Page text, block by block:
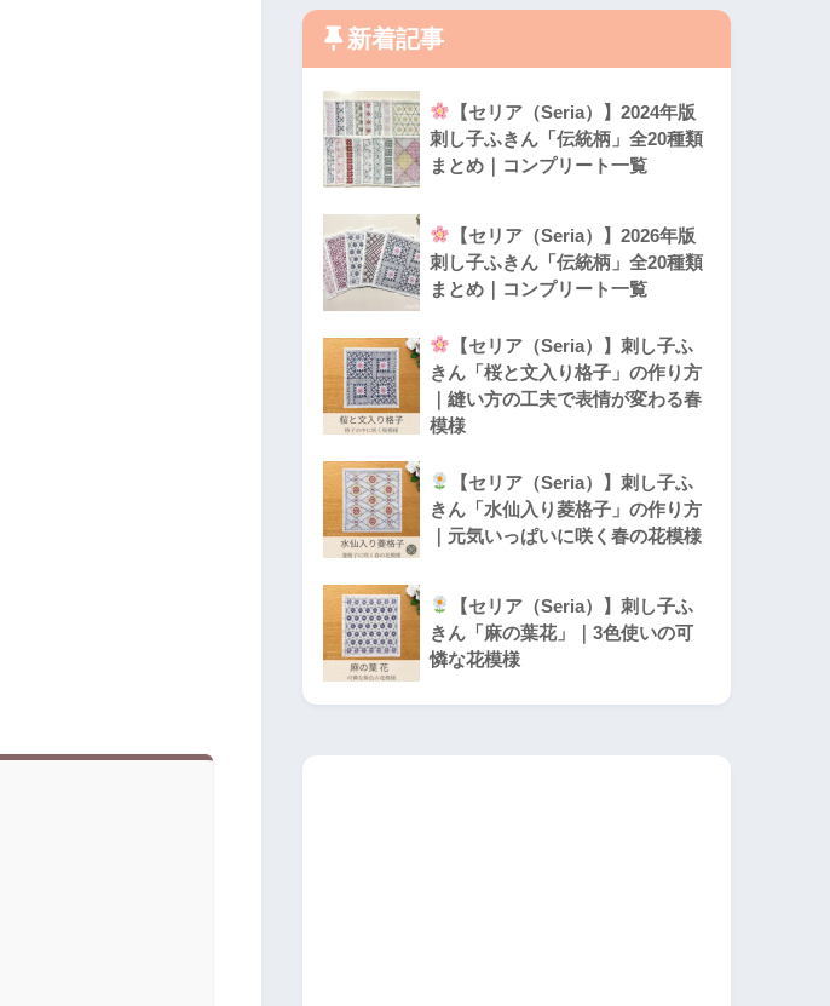
新着記事
【セリア（Seria）】2024年版
刺し子ふきん「伝統柄」全20種類
まとめ｜コンプリート一覧
【セリア（Seria）】2026年版
刺し子ふきん「伝統柄」全20種類
まとめ｜コンプリート一覧
【セリア（Seria）】刺し子ふ
きん「桜と文入り格子」の作り方
｜縫い方の工夫で表情が変わる春
模様
【セリア（Seria）】刺し子ふ
きん「水仙入り菱格子」の作り方
｜元気いっぱいに咲く春の花模様
【セリア（Seria）】刺し子ふ
きん「麻の葉花」｜3色使いの可
憐な花模様